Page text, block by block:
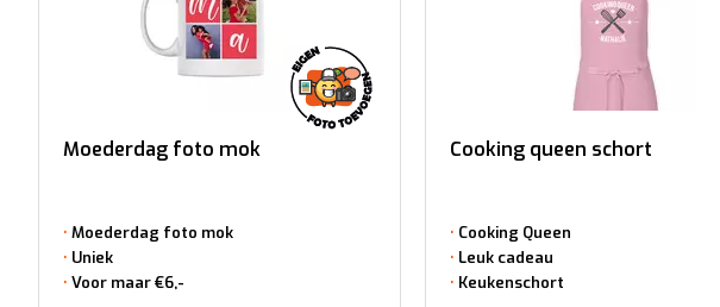
Moederdag foto mok
Moederdag foto mok
Uniek
Voor maar €6,-
Cooking queen schort
Cooking Queen
Leuk cadeau
Keukenschort